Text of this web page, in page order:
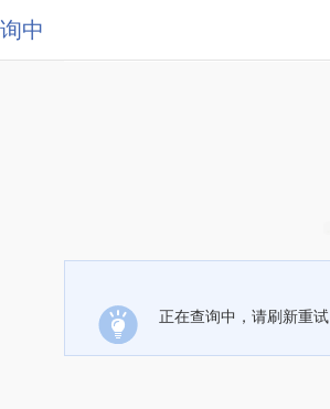
中
正在查询中，请刷新重试